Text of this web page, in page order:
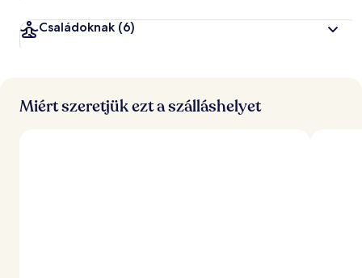
Családoknak (6)
Miért szeretjük ezt a szálláshelyet